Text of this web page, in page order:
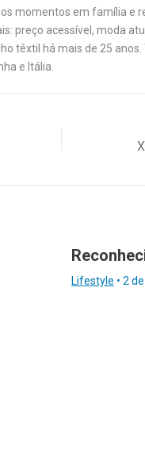
momentos em família e
preço acessível, moda
têxtil há mais de 25
e Itália.
Lifestyle • 2